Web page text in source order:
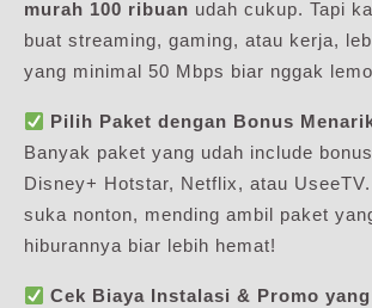
murah 100 ribuan udah cukup. Tapi
buat streaming, gaming, atau kerja,
yang minimal 50 Mbps biar nggak
Pilih Paket dengan Bonus
Banyak paket yang udah include
Disney+ Hotstar, Netflix, atau
suka nonton, mending ambil paket
hiburannya biar lebih hemat!
Cek Biaya Instalasi & Promo